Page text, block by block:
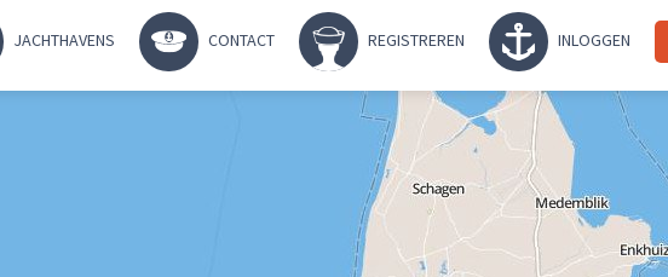
JACHTHAVENS CONTACT REGISTREREN INLOGGEN